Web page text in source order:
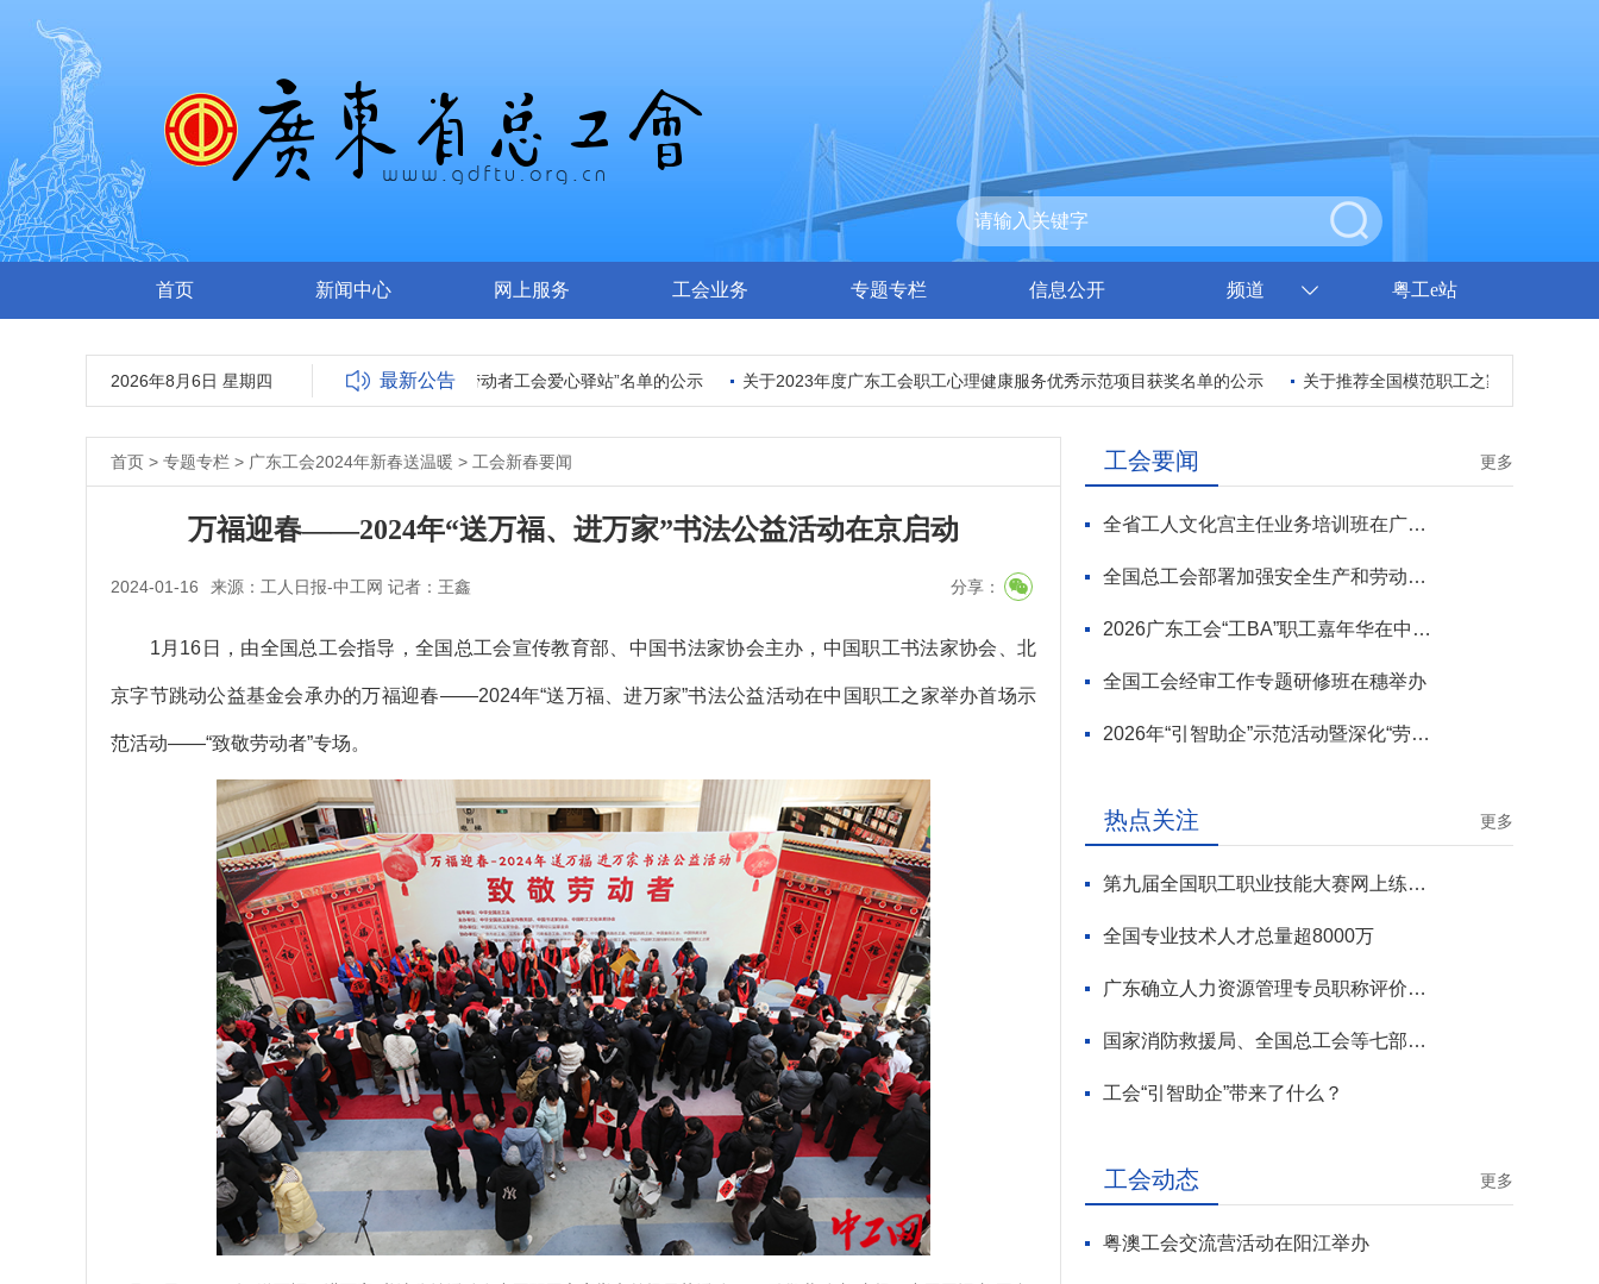
首页 新闻中心 网上服务 工会业务 专题专栏 信息公开 频道 粤工e站
2026年8月6日 星期四 最新公告
关于2023年省级“户外劳动者工会爱心驿站”名单的公示 关于2023年度广东工会职工心理健康服务优秀示范项目获奖名单的公示 关于推荐全国模范职工之家等先进集体和个
首页 > 专题专栏 > 广东工会2024年新春送温暖 > 工会新春要闻
万福迎春——2024年“送万福、进万家”书法公益活动在京启动
2024-01-16 来源：工人日报-中工网 记者：王鑫 分享：
1月16日，由全国总工会指导，全国总工会宣传教育部、中国书法家协会主办，中国职工书法家协会、北
京字节跳动公益基金会承办的万福迎春——2024年“送万福、进万家”书法公益活动在中国职工之家举办首场示
范活动——“致敬劳动者”专场。
工会要闻 更多
全省工人文化宫主任业务培训班在广州开班
全国总工会部署加强安全生产和劳动保护工作
2026广东工会“工BA”职工嘉年华在中山举行
全国工会经审工作专题研修班在穗举办
2026年“引智助企”示范活动暨深化“劳模工匠进万企”专项行动启动
热点关注 更多
第九届全国职工职业技能大赛网上练兵正式启动
全国专业技术人才总量超8000万
广东确立人力资源管理专员职称评价标准
国家消防救援局、全国总工会等七部门联合部署 开展全民消防安全素质提升行动
工会“引智助企”带来了什么？
工会动态 更多
粤澳工会交流营活动在阳江举办